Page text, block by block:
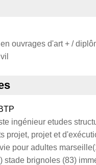
ouvrages d'art + /
ingénieur etudes
projet, projet et
pour adultes
brignoles (83)